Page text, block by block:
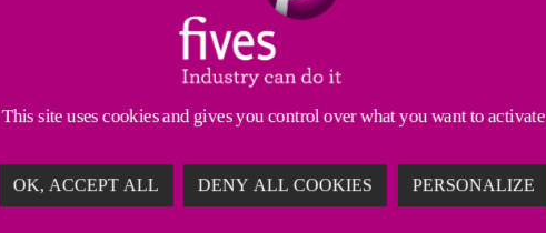
This site uses cookies and gives you control over what you want to activate
OK, ACCEPT ALL DENY ALL COOKIES PERSONALIZE